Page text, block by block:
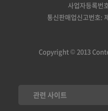
사업자등록번
통신판매업신고번호:
Copyright © 2013
관련 사이트